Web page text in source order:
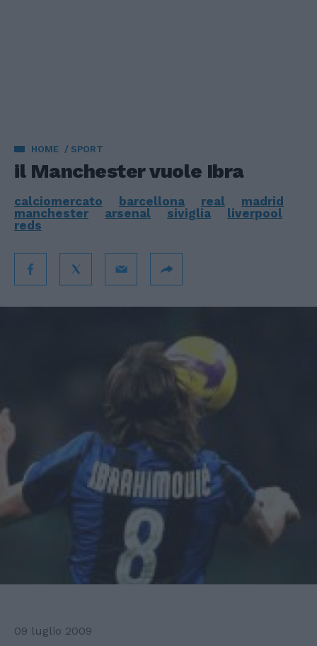
HOME SPORT
il Manchester vuole Ibra
calciomercato barcellona real
madrid
manchester
arsenal siviglia
liverpool
reds
09 luglio 2009